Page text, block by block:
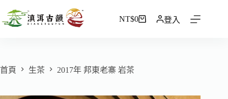
NT$0 登入
首頁 生茶 2017年 邦東老寨 岩茶